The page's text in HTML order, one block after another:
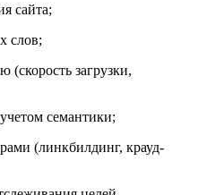
сайта;
слов;
загрузки,
семантики;
(линкбилдинг, крауд-